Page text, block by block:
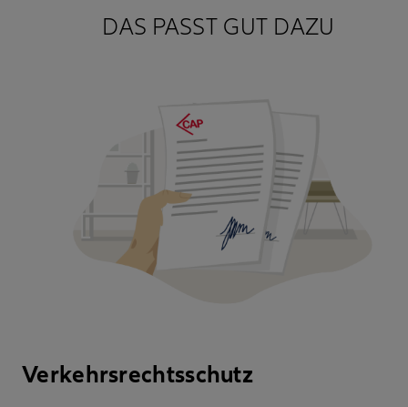
DAS PASST GUT DAZU
Verkehrsrechtsschutz